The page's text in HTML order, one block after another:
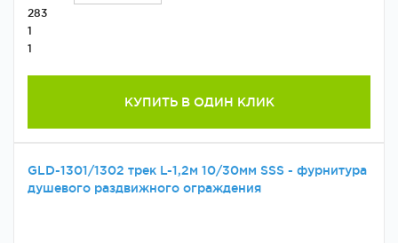
283
1
1
КУПИТЬ В ОДИН КЛИК
GLD-1301/1302 трек L-1,2м 10/30мм SSS - фурнитура
душевого раздвижного ограждения